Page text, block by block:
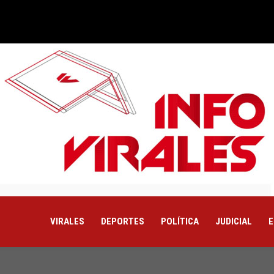
VIRALES DEPORTES POLÍTICA JUDICIAL